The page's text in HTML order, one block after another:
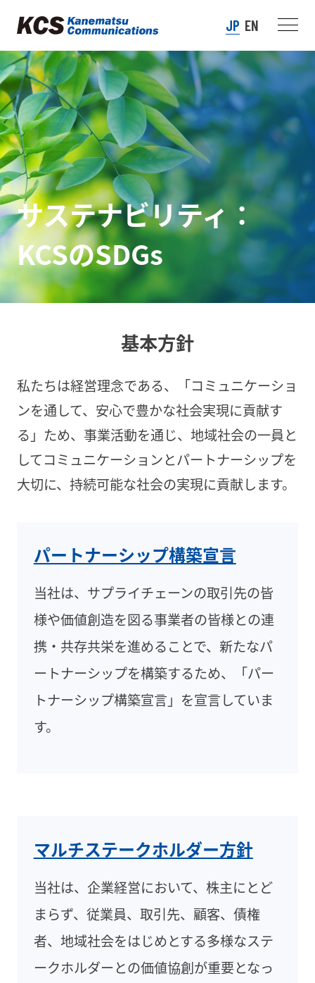
JP EN
サステナビリティ：
KCSのSDGs
基本方針
私たちは経営理念である、「コミュニケーショ
ンを通して、安心で豊かな社会実現に貢献す
る」ため、事業活動を通じ、地域社会の一員と
してコミュニケーションとパートナーシップを
大切に、持続可能な社会の実現に貢献します。
パートナーシップ構築宣言
当社は、サプライチェーンの取引先の皆
様や価値創造を図る事業者の皆様との連
携・共存共栄を進めることで、新たなパ
ートナーシップを構築するため、「パー
トナーシップ構築宣言」を宣言していま
す。
マルチステークホルダー方針
当社は、企業経営において、株主にとど
まらず、従業員、取引先、顧客、債権
者、地域社会をはじめとする多様なステ
ークホルダーとの価値協創が重要となっ